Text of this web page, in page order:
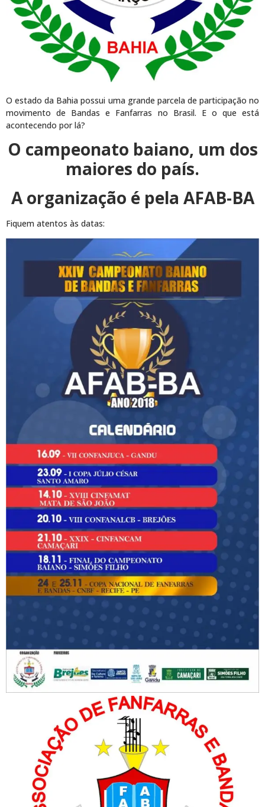
O estado da Bahia possui uma grande parcela de participação no
movimento de Bandas e Fanfarras no Brasil. E o que está
acontecendo por lá?
O campeonato baiano, um dos
maiores do país.
A organização é pela AFAB-BA
Fiquem atentos às datas: